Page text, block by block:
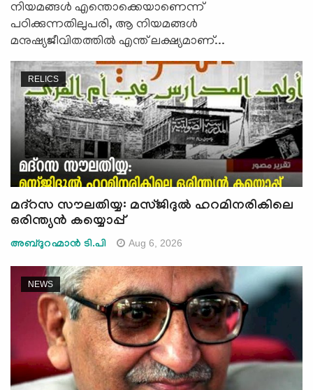
നിയമങ്ങൾ എന്തൊക്കെയാണെന്ന്
പഠിക്കുന്നതിലുപരി, ആ നിയമങ്ങൾ
മനുഷ്യജീവിതത്തിൽ എന്ത് ലക്ഷ്യമാണ്...
RELICS
മദ്‍റസ സൗലതിയ്യ: മസ്ജിദുൽ ഹറമിനരികിലെ
ഒരിന്ത്യൻ കയ്യൊപ്പ്
അബ്ദുറഹ്മാന്‍ ടി.പി Aug 6, 2026
NEWS